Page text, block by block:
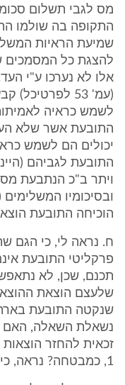
מס לגבי תשלום
התקופה בה שולמו
להצגת כל המסמכים
אלו לא נערכו ע"י
(עמ' 53
לשמש כראיה
התובעת אשר שלא
יכולים הם לשמש
התובעת לגביהם
הוכיחה התובעת
ח. נראה לי, כי הגם
פרקליטי התובעת
תכנם, שכן, לא
שלעצם הוצאת
שנקטה התובעת
נשאלת השאלה, האם
זכאית להחזר
1, כמבטחה? נראה, כי התשובה לכך שלילית. אבהיר.